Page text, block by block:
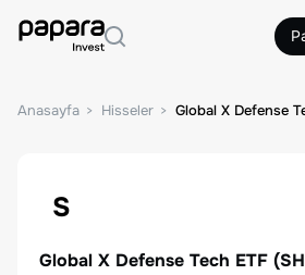
Anasayfa Hisseler Global X Defense
S
Global X Defense Tech ETF (